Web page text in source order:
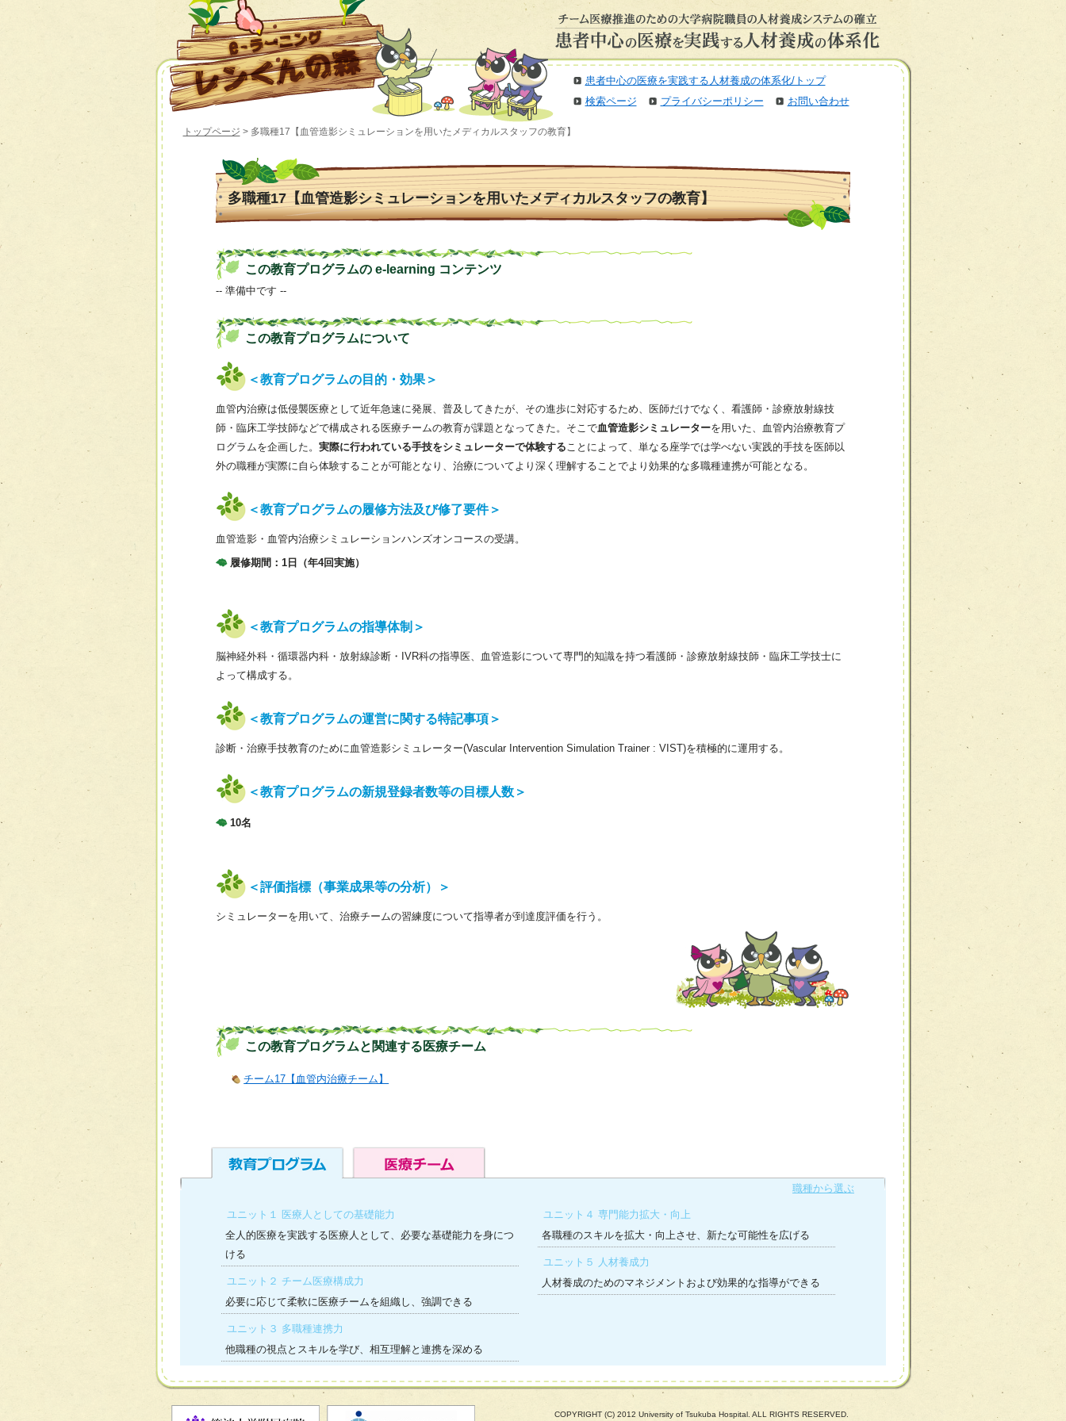
患者中心の医療を実践する人材養成の体系化/トップ
検索ページ
プライバシーポリシー お問い合わせ
トップページ > 多職種17【血管造影シミュレーションを用いたメディカルスタッフの教育】
多職種17【血管造影シミュレーションを用いたメディカルスタッフの教育】
この教育プログラムの e-learning コンテンツ
-- 準備中です --
この教育プログラムについて
＜教育プログラムの目的・効果＞
血管内治療は低侵襲医療として近年急速に発展、普及してきたが、その進歩に対応するため、医師だけでなく、看護師・診療放射線技
師・臨床工学技師などで構成される医療チームの教育が課題となってきた。そこで血管造影シミュレーターを用いた、血管内治療教育プ
ログラムを企画した。 実際に行われている手技をシミュレーターで体験することによって、単なる座学では学べない実践的手技を医師以
外の職種が実際に自ら体験することが可能となり、治療についてより深く理解することでより効果的な多職種連携が可能となる。
＜教育プログラムの履修方法及び修了要件＞
血管造影・血管内治療シミュレーションハンズオンコースの受講。
履修期間：1日（年4回実施）
＜教育プログラムの指導体制＞
脳神経外科・循環器内科・放射線診断・IVR科の指導医、血管造影について専門的知識を持つ看護師・診療放射線技師・臨床工学技士に
よって構成する。
＜教育プログラムの運営に関する特記事項＞
診断・治療手技教育のために血管造影シミュレーター(Vascular Intervention Simulation Trainer : VIST)を積極的に運用する。
＜教育プログラムの新規登録者数等の目標人数＞
10名
＜評価指標（事業成果等の分析）＞
シミュレーターを用いて、治療チームの習練度について指導者が到達度評価を行う。
この教育プログラムと関連する医療チーム
チーム17【血管内治療チーム】
職種から選ぶ
ユニット１ 医療人としての基礎能力
全人的医療を実践する医療人として、必要な基礎能力を身につ
ける
ユニット２ チーム医療構成力
必要に応じて柔軟に医療チームを組織し、強調できる
ユニット３ 多職種連携力
他職種の視点とスキルを学び、相互理解と連携を深める
ユニット４ 専門能力拡大・向上
各職種のスキルを拡大・向上させ、新たな可能性を広げる
ユニット５ 人材養成力
人材養成のためのマネジメントおよび効果的な指導ができる
COPYRIGHT (C) 2012 University of Tsukuba Hospital. ALL RIGHTS RESERVED.